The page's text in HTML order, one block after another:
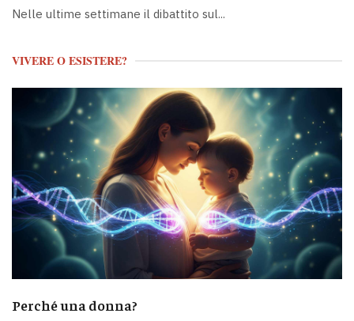
Nelle ultime settimane il dibattito sul...
VIVERE O ESISTERE?
Perché una donna?